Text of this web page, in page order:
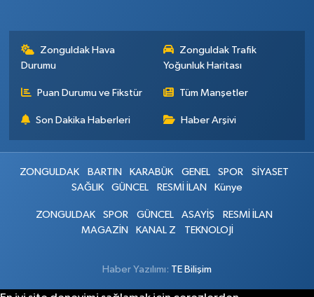
Zonguldak Hava
Durumu
Zonguldak Trafik
Yoğunluk Haritası
Puan Durumu ve Fikstür Tüm Manşetler
Son Dakika Haberleri Haber Arşivi
ZONGULDAK BARTIN KARABÜK GENEL SPOR
SİYASET
SAĞLIK
GÜNCEL RESMİ İLAN Künye
ZONGULDAK SPOR GÜNCEL ASAYİŞ
RESMİ İLAN
MAGAZİN
KANAL Z TEKNOLOJİ
Haber Yazılımı: TE Bilişim